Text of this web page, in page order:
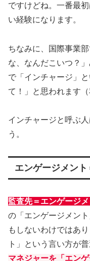
ですけどね。一番最
い経験になります。
ちなみに、国際事業
な、なんだこいつ？
で「インチャージ」
て！」と思われます（
インチャージと呼ぶ
う。
エンゲージメン
監査先＝エンゲージメ
の「エンゲージメン
もしないわけではあ
ト」という言い方が
マネジャーを「エン